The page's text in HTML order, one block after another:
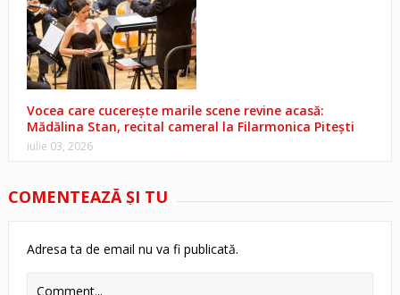
Vocea care cucerește marile scene revine acasă:
Mădălina Stan, recital cameral la Filarmonica Pitești
iulie 03, 2026
COMENTEAZĂ ŞI TU
Adresa ta de email nu va fi publicată.